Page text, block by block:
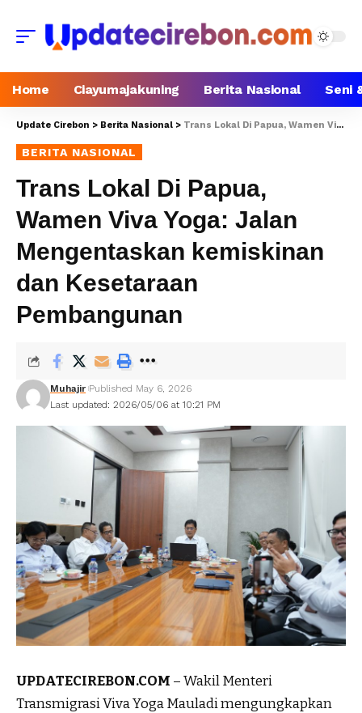
Home Ciayumajakuning Berita Nasional Seni
Update Cirebon > Berita Nasional > Trans Lokal Di Papua, Wamen Viva Yoga: Jalan Mengentaskan kemiskinan dan Kesetaraan Pembangunan
BERITA NASIONAL
Trans Lokal Di Papua,
Wamen Viva Yoga: Jalan
Mengentaskan kemiskinan
dan Kesetaraan
Pembangunan
Last updated: 2026/05/06 at 10:21 PM
Muhajir Published May 6, 2026
UPDATECIREBON.COM – Wakil Menteri
Transmigrasi Viva Yoga Mauladi mengungkapkan